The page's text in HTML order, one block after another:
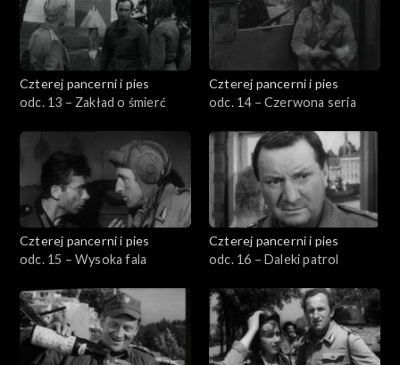
Czterej pancerni i pies
odc. 13 – Zakład o śmierć
Czterej pancerni i pies
odc. 14 – Czerwona seria
Czterej pancerni i pies
odc. 15 – Wysoka fala
Czterej pancerni i pies
odc. 16 – Daleki patrol